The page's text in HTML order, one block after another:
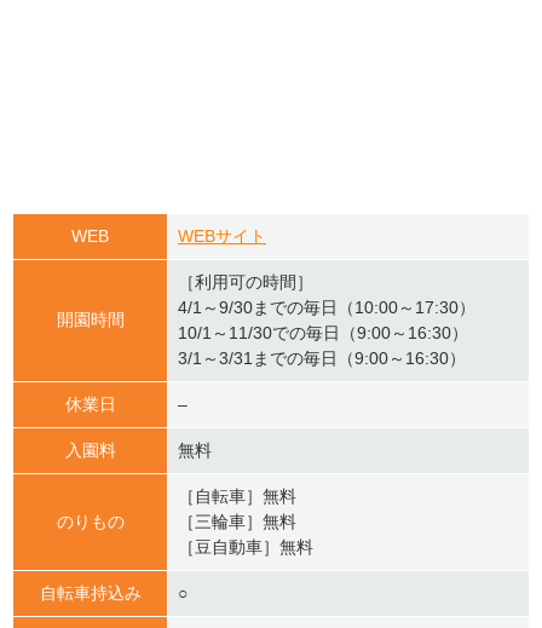
WEB WEBサイト
開園時間
［利用可の時間］
4/1～9/30までの毎日（10:00～17:30）
10/1～11/30での毎日（9:00～16:30）
3/1～3/31までの毎日（9:00～16:30）
休業日 –
入園料 無料
のりもの
［自転車］無料
［三輪車］無料
［豆自動車］無料
自転車持込み ○